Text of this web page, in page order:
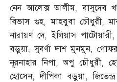
নেন আলেক্স আলীম,বাসুদেব
বিভাস গুহ,মাহবুবা চৌধুরী,
নারায়ণ দে,ইলিয়াস পাটোয়ারী
বড়ুয়া,সুবর্ণা দাশ মুনমুন,
নূরনাহার নিপা,অপু চৌধুরী,
হোসেন,দীপিকা বড়ুয়া,